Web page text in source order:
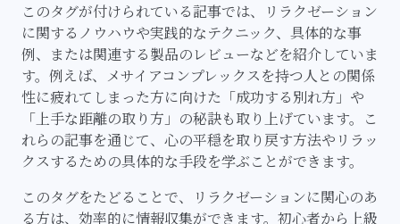
このタグが付けられている記事では、リラクゼーション
に関するノウハウや実践的なテクニック、具体的な事
例、または関連する製品のレビューなどを紹介していま
す。例えば、メサイアコンプレックスを持つ人との関係
性に疲れてしまった方に向けた「成功する別れ方」や
「上手な距離の取り方」の秘訣も取り上げています。こ
れらの記事を通じて、心の平穏を取り戻す方法やリラッ
クスするための具体的な手段を学ぶことができます。
このタグをたどることで、リラクゼーションに関心のあ
る方は、効率的に情報収集ができます。初心者から上級